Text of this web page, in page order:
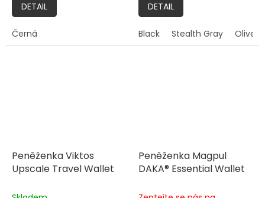
DETAIL
Černá
DETAIL
Black Stealth Gray Olive
Peněženka Viktos
Upscale Travel Wallet
Peněženka Magpul
DAKA® Essential Wallet